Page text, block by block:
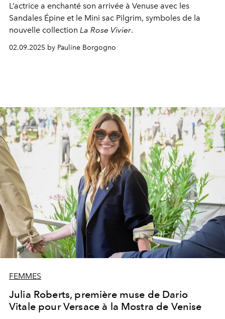
L’actrice a enchanté son arrivée à Venuse avec les
Sandales Épine et le Mini sac Pilgrim, symboles de la
nouvelle collection La Rose Vivier.
02.09.2025 by Pauline Borgogno
FEMMES
Julia Roberts, première muse de Dario
Vitale pour Versace à la Mostra de Venise